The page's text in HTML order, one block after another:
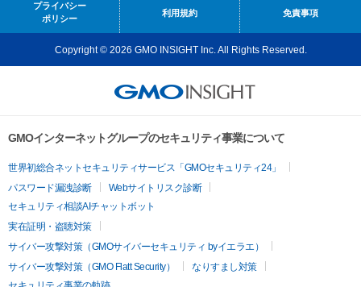
プライバシー
ポリシー
利用規約 免責事項
Copyright © 2026 GMO INSIGHT Inc. All Rights Reserved.
GMOインターネットグループのセキュリティ事業について
世界初総合ネットセキュリティサービス「GMOセキュリティ24」
パスワード漏洩診断
Webサイトリスク診断
セキュリティ相談AIチャットボット
実在証明・盗聴対策
サイバー攻撃対策（GMOサイバーセキュリティ byイエラエ）
サイバー攻撃対策（GMO Flatt Security）
なりすまし対策